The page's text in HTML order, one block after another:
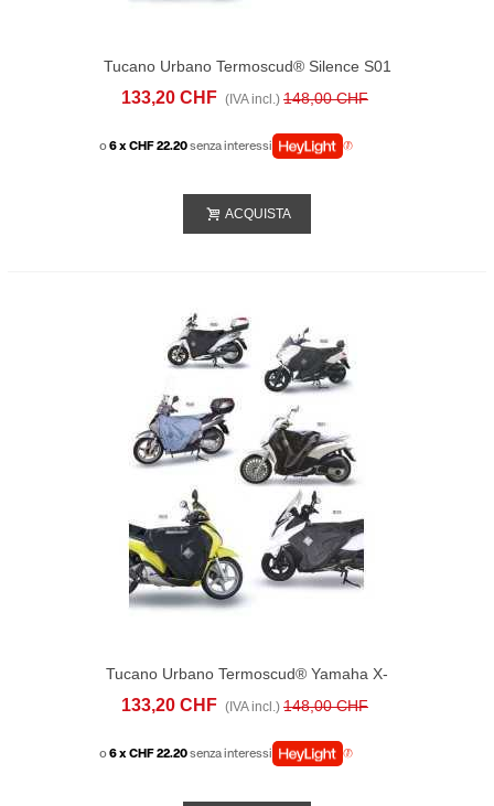
Tucano Urbano Termoscud® Silence S01
L3e (2021-25)
133,20 CHF (IVA incl.) 148,00 CHF
o6 x CHF 22.20senza interessi
ACQUISTA
Tucano Urbano Termoscud® Yamaha X-
Max Tech Max 125 (2021-25)
133,20 CHF (IVA incl.) 148,00 CHF
o6 x CHF 22.20senza interessi